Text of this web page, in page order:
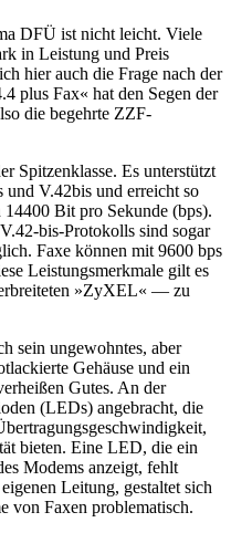
DFÜ ist nicht leicht. Viele
in Leistung und Preis
hier auch die Frage nach der
plus Fax« hat den Segen der
die begehrte ZZF-
Spitzenklasse. Es unterstützt
und V.42bis und erreicht so
Bit pro Sekunde (bps).
bis-Protokolls sind sogar
Faxe können mit 9600 bps
Leistungsmerkmale gilt es
»ZyXEL« — zu
sein ungewohntes, aber
Gehäuse und ein
Gutes. An der
(LEDs) angebracht, die
bieten. Eine LED, die ein
Modems anzeigt, fehlt
Leitung, gestaltet sich
von Faxen problematisch.